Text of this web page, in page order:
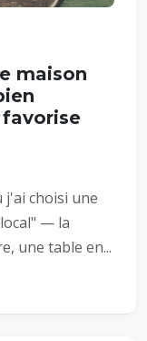
maison
j'ai choisi une
— la
une table en...